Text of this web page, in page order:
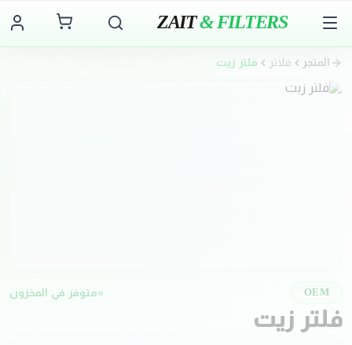
ZAIT& FILTERS
المتجر فلاتر فلتر زيت
OEM متوفر في المخزون
فلتر زيت